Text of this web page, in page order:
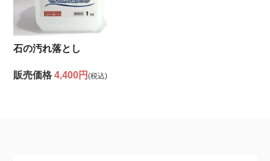
石の汚れ落とし
販売価格 4,400円(税込)